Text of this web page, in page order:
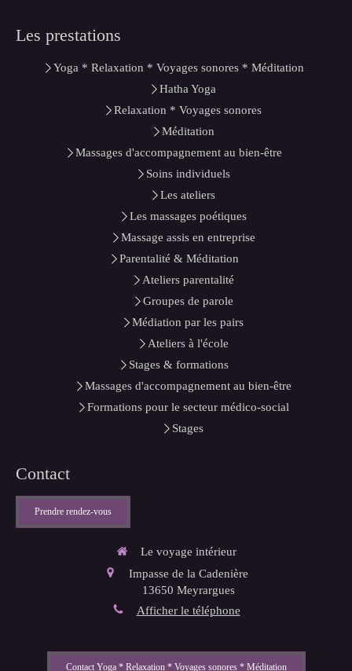
Les prestations
Yoga * Relaxation * Voyages sonores * Méditation
Hatha Yoga
Relaxation * Voyages sonores
Méditation
Massages d'accompagnement au bien-être
Soins individuels
Les ateliers
Les massages poétiques
Massage assis en entreprise
Parentalité & Méditation
Ateliers parentalité
Groupes de parole
Médiation par les pairs
Ateliers à l'école
Stages & formations
Massages d'accompagnement au bien-être
Formations pour le secteur médico-social
Stages
Contact
Prendre rendez-vous
Le voyage intérieur
Impasse de la Cadenière
13650 Meyrargues
Afficher le téléphone
Contact Yoga * Relaxation * Voyages sonores * Méditation